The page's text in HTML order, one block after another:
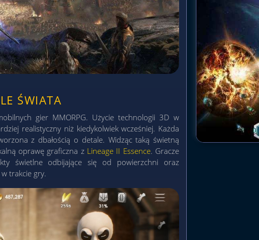
ŚWIATA
gier MMORPG. Użycie technologii 3D w
realistyczny niż kiedykolwiek wcześniej. Każda
z dbałością o detale. Widząc taką świetną
oprawę graficzna z Lineage II Essence. Gracze
świetlne odbijające się od powierzchni oraz
trakcie gry.